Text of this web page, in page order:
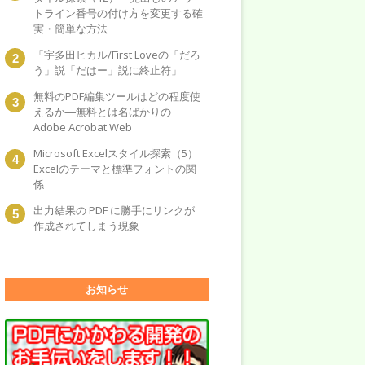
トライン番号の付け方を変更する確
実・簡単な方法
「宇多田ヒカル/First Loveの「だろ
う」説「だはー」説に終止符」
無料のPDF編集ツールはどの程度使
えるか―無料とは名ばかりの
Adobe Acrobat Web
Microsoft Excelスタイル探索（5）
Excelのテーマと標準フォントの関
係
出力結果の PDF に勝手にリンクが
作成されてしまう現象
お知らせ